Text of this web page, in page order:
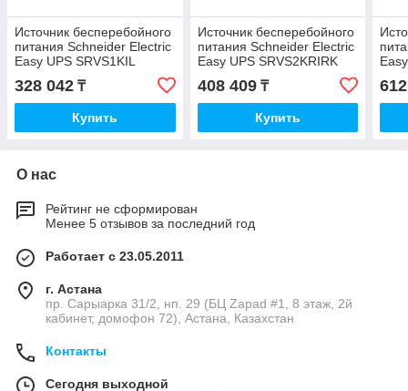
Источник бесперебойного
питания Schneider Electric
Easy UPS SRVS1KIL
328 042 ₸
Купить
Источник бесперебойного
питания Schneider Electric
Easy UPS SRVS2KRIRK
408 409₸
Купить
О нас
Рейтинг не сформирован
Менее 5 отзывов за последний год
Работает с 23.05.2011
г. Астана
пр. Сарыарка 31/2, нп. 29 (БЦ Zapad #1, 8 этаж, 2й
кабинет, домофон 72), Астана, Казахстан
Контакты
Сегодня выходной